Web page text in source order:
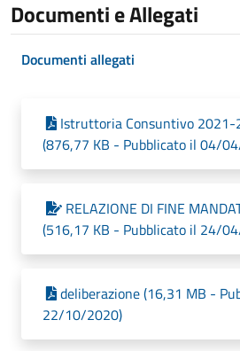
Documenti e Allegati
Documenti allegati
Istruttoria Consuntivo
(876,77 KB - Pubblicato il 04/
RELAZIONE DI FINE
(516,17 KB - Pubblicato il 24/
deliberazione (16,31 MB -
22/10/2020)